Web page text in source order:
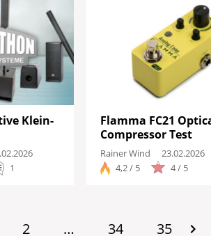
Klein-
1
Flamma FC21
Compressor Test
Rainer Wind
23.02.2026
4,2 / 5
4 / 5
2 … 34 35